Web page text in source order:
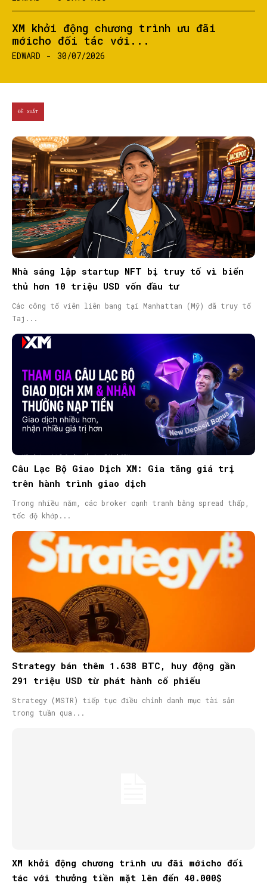
XM khởi động chương trình ưu đãi
mớicho đối tác với...
EDWARD - 30/07/2026
ĐỀ XUẤT
Nhà sáng lập startup NFT bị truy tố vì biển
thủ hơn 10 triệu USD vốn đầu tư
Các công tố viên liên bang tại Manhattan (Mỹ) đã truy tố
Taj...
Câu Lạc Bộ Giao Dịch XM: Gia tăng giá trị
trên hành trình giao dịch
Trong nhiều năm, các broker cạnh tranh bằng spread thấp,
tốc độ khớp...
Strategy bán thêm 1.638 BTC, huy động gần
291 triệu USD từ phát hành cổ phiếu
Strategy (MSTR) tiếp tục điều chỉnh danh mục tài sản
trong tuần qua...
XM khởi động chương trình ưu đãi mớicho đối
tác với thưởng tiền mặt lên đến 40.000$